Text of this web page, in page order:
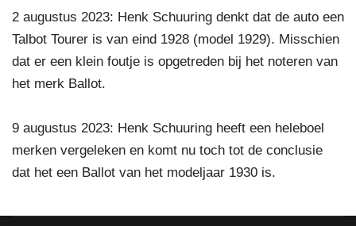
2 augustus 2023: Henk Schuuring denkt dat de auto een
Talbot Tourer is van eind 1928 (model 1929). Misschien
dat er een klein foutje is opgetreden bij het noteren van
het merk Ballot.
9 augustus 2023: Henk Schuuring heeft een heleboel
merken vergeleken en komt nu toch tot de conclusie
dat het een Ballot van het modeljaar 1930 is.